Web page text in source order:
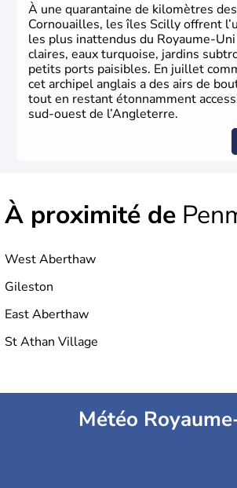
À une quarantaine de kilomètres
Cornouailles, les îles Scilly offrent
les plus inattendus du Royaume-
claires, eaux turquoise, jardins
petits ports paisibles. En juillet
cet archipel anglais a des airs de
tout en restant étonnamment
sud-ouest de l’Angleterre.
À proximité de
West Aberthaw
Gileston
East Aberthaw
St Athan Village
Météo